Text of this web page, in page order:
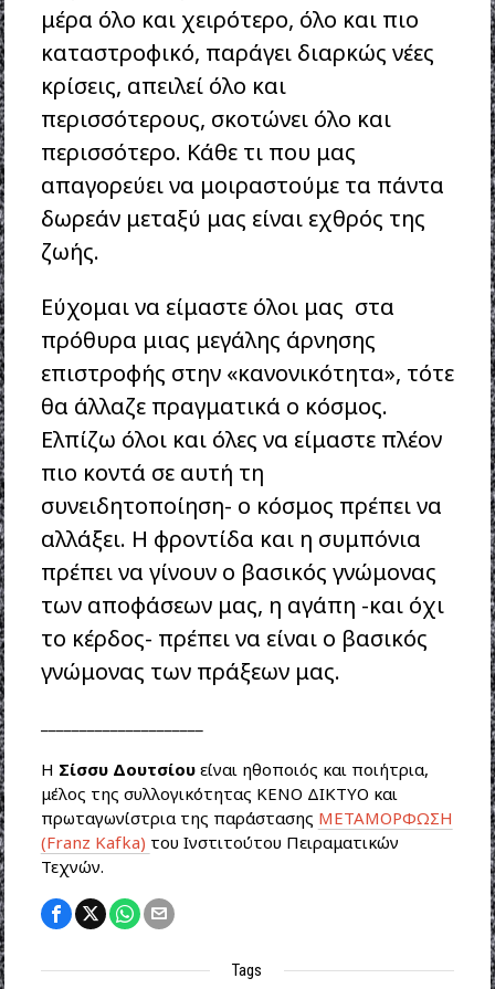
μέρα όλο και χειρότερο, όλο και πιο
καταστροφικό, παράγει διαρκώς νέες
κρίσεις, απειλεί όλο και
περισσότερους, σκοτώνει όλο και
περισσότερο. Κάθε τι που μας
απαγορεύει να μοιραστούμε τα πάντα
δωρεάν μεταξύ μας είναι εχθρός της
ζωής.
Εύχομαι να είμαστε όλοι μας στα
πρόθυρα μιας μεγάλης άρνησης
επιστροφής στην «κανονικότητα», τότε
θα άλλαζε πραγματικά ο κόσμος.
Ελπίζω όλοι και όλες να είμαστε πλέον
πιο κοντά σε αυτή τη
συνειδητοποίηση- ο κόσμος πρέπει να
αλλάξει. Η φροντίδα και η συμπόνια
πρέπει να γίνουν ο βασικός γνώμονας
των αποφάσεων μας, η αγάπη -και όχι
το κέρδος- πρέπει να είναι ο βασικός
γνώμονας των πράξεων μας.
Η Σίσσυ Δουτσίουείναι ηθοποιός και ποιήτρια,
μέλος της συλλογικότητας ΚΕΝΟ ΔΙΚΤΥΟ και
πρωταγωνίστρια της παράστασης ΜΕΤΑΜΟΡΦΩΣΗ
(Franz Kafka) του Ινστιτούτου Πειραματικών
Τεχνών.
Tags